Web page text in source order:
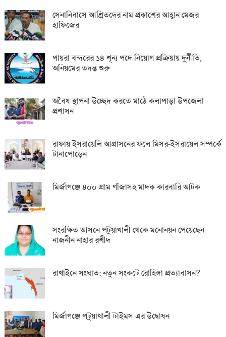
সেনানিবাসে আশ্রিতদের নাম প্রকাশের আহ্বান মেজর
হাফিজের
পায়রা বন্দরের ১৪ শূন্য পদে নিয়োগ প্রক্রিয়ায় দুর্নীতি,
অনিয়মের তদন্ত শুরু
অবৈধ স্থাপনা উচ্ছেদ করতে মাঠে কলাপাড়া উপজেলা
প্রশাসন
রাফায় ইসরায়েলি আগ্রাসনের ফলে মিসর-ইসরায়েল সম্পর্কে
টানাপোড়েন
মির্জাগঞ্জে ৪০০ গ্রাম গাঁজাসহ মাদক কারবারি আটক
সংরক্ষিত আসনে পটুয়াখালী থেকে মনোনয়ন পেয়েছেন
নাজনীন নাহার রশীদ
রাখাইনে সংঘাত: নতুন সংকটে রোহিঙ্গা প্রত্যাবাসন?
মির্জাগঞ্জে পটুয়াখালী টাইমস এর উদ্বোধন